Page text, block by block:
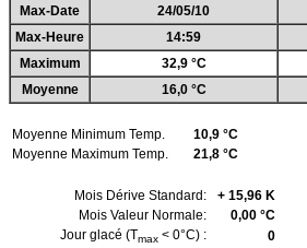
Max-Date
24/05/10
Max-Heure
14:59
Maximum
32,9 °C
Moyenne
16,0 °C
Moyenne Minimum Temp.
10,9 °C
Moyenne Maximum Temp.
21,8 °C
Mois Dérive Standard:
+ 15,96 K
Mois Valeur Normale:
0,00 °C
Jour glacé (Tmax < 0°C) :
0